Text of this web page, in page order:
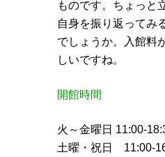
ものです。ちょっと
自身を振り返ってみ
でしょうか。入館料
しいですね。
開館時間
火～金曜日 11:00-
土曜・祝日 11:00-